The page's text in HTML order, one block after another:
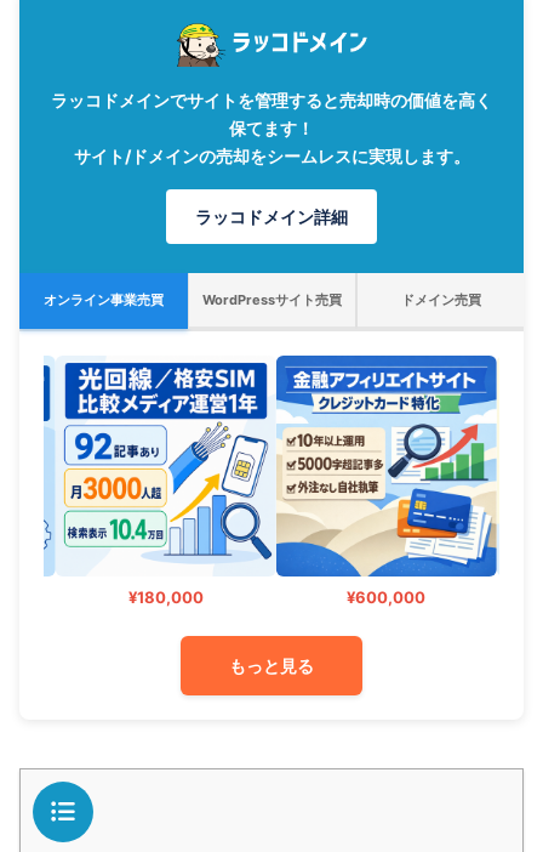
ラッコドメインでサイトを管理すると売却時の価値を高く
保てます！
サイト/ドメインの売却をシームレスに実現します。
ラッコドメイン詳細
オンライン事業売買 WordPressサイト売買 ドメイン売買
¥180,000 ¥600,000
もっと見る
目次